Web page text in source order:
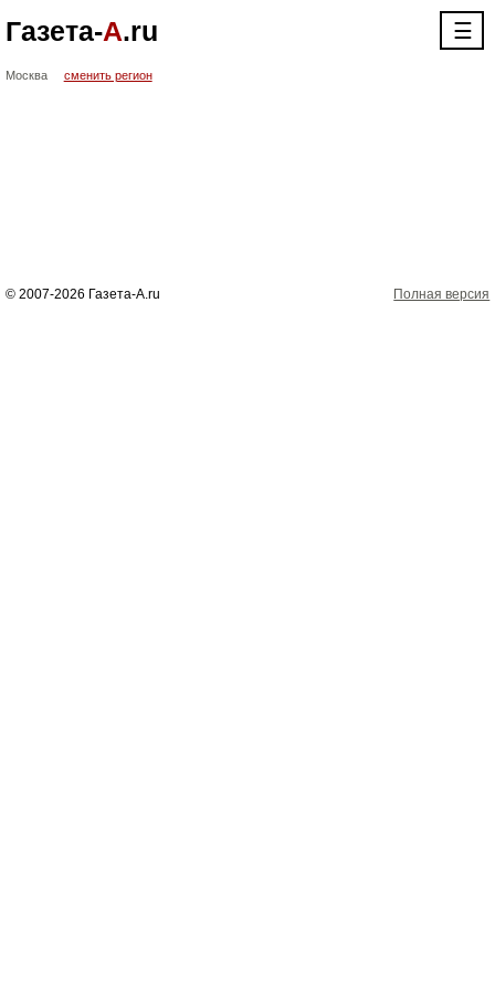
Газета-А.ru ☰
Москва сменить регион
© 2007-2026 Газета-А.ru Полная версия